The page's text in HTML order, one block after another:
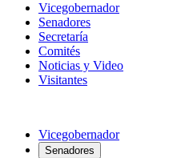
Vicegobernador
Senadores
Secretaría
Comités
Noticias y Video
Visitantes
Vicegobernador
Senadores